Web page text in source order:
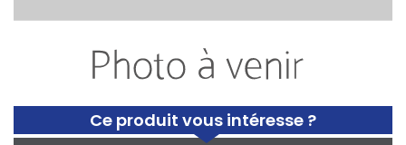
Ce produit vous intéresse ?